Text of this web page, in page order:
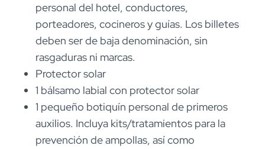
personal del hotel, conductores,
porteadores, cocineros y guías. Los billetes
deben ser de baja denominación, sin
rasgaduras ni marcas.
Protector solar
1 bálsamo labial con protector solar
1 pequeño botiquín personal de primeros
auxilios. Incluya kits/tratamientos para la
prevención de ampollas, así como